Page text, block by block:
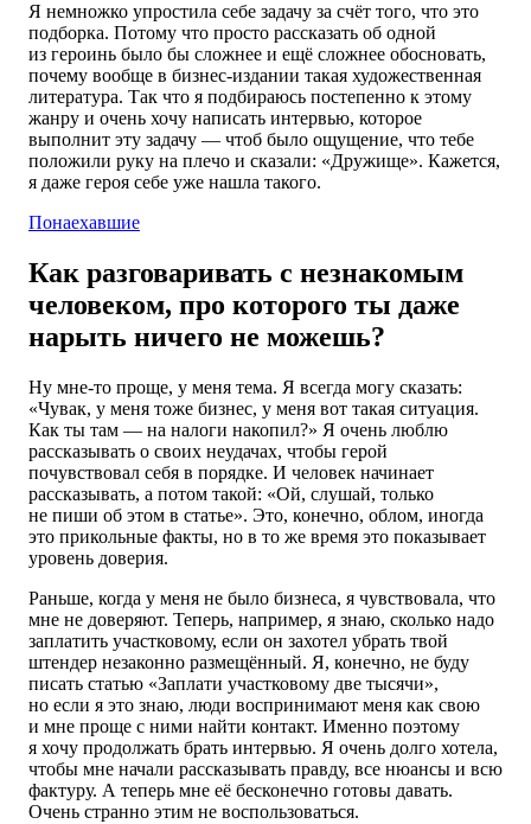
Я немножко упростила себе задачу за счёт того, что это
подборка. Потому что просто рассказать об одной
из героинь было бы сложнее и ещё сложнее обосновать,
почему вообще в бизнес-издании такая художественная
литература. Так что я подбираюсь постепенно к этому
жанру и очень хочу написать интервью, которое
выполнит эту задачу — чтоб было ощущение, что тебе
положили руку на плечо и сказали: «Дружище». Кажется,
я даже героя себе уже нашла такого.
Понаехавшие
Как разговаривать с незнакомым
человеком, про которого ты даже
нарыть ничего не можешь?
Ну мне-то проще, у меня тема. Я всегда могу сказать:
«Чувак, у меня тоже бизнес, у меня вот такая ситуация.
Как ты там — на налоги накопил?» Я очень люблю
рассказывать о своих неудачах, чтобы герой
почувствовал себя в порядке. И человек начинает
рассказывать, а потом такой: «Ой, слушай, только
не пиши об этом в статье». Это, конечно, облом, иногда
это прикольные факты, но в то же время это показывает
уровень доверия.
Раньше, когда у меня не было бизнеса, я чувствовала, что
мне не доверяют. Теперь, например, я знаю, сколько надо
заплатить участковому, если он захотел убрать твой
штендер незаконно размещённый. Я, конечно, не буду
писать статью «Заплати участковому две тысячи»,
но если я это знаю, люди воспринимают меня как свою
и мне проще с ними найти контакт. Именно поэтому
я хочу продолжать брать интервью. Я очень долго хотела,
чтобы мне начали рассказывать правду, все нюансы и всю
фактуру. А теперь мне её бесконечно готовы давать.
Очень странно этим не воспользоваться.